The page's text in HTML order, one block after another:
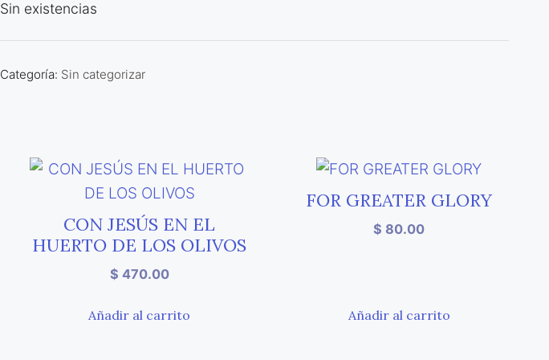
Sin existencias
Categoría: Sin categorizar
CON JESÚS EN EL
HUERTO DE LOS OLIVOS
$ 470.00
Añadir al carrito
FOR GREATER GLORY
$ 80.00
Añadir al carrito